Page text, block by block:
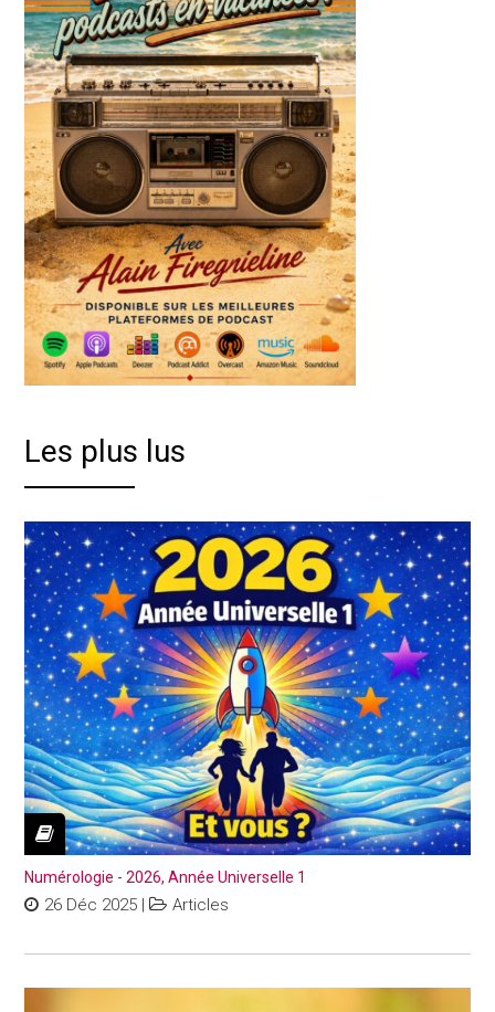
Les plus lus
Numérologie - 2026, Année Universelle 1
26 Déc 2025 | Articles